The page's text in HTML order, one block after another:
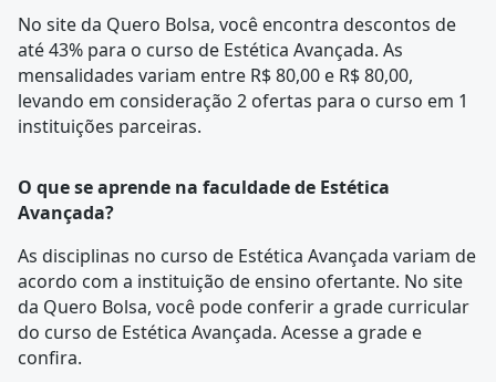
No site da Quero Bolsa, você encontra descontos de
até 43% para o curso de Estética Avançada. As
mensalidades variam entre R$ 80,00 e R$ 80,00,
levando em consideração 2 ofertas para o curso em 1
instituições parceiras.
O que se aprende na faculdade de Estética
Avançada?
As disciplinas no curso de Estética Avançada variam de
acordo com a instituição de ensino ofertante. No site
da Quero Bolsa, você pode conferir a grade curricular
do curso de Estética Avançada. Acesse a grade e
confira.